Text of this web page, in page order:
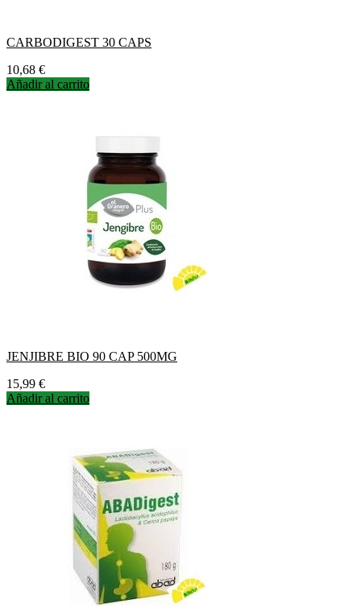
CARBODIGEST 30 CAPS
Precio
10,68 €
Añadir al carrito
JENJIBRE BIO 90 CAP 500MG
Precio
15,99 €
Añadir al carrito